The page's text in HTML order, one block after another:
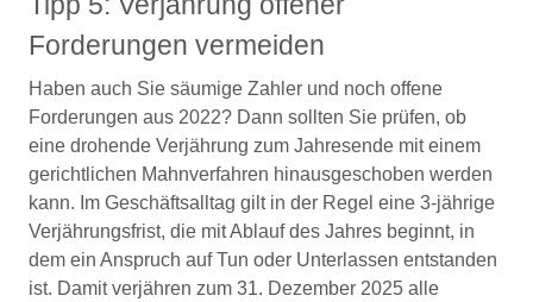
Forderungen vermeiden
Haben auch Sie säumige Zahler und noch offene
Forderungen aus 2022? Dann sollten Sie prüfen, ob
eine drohende Verjährung zum Jahresende mit einem
gerichtlichen Mahnverfahren hinausgeschoben werden
kann. Im Geschäftsalltag gilt in der Regel eine 3-jährige
Verjährungsfrist, die mit Ablauf des Jahres beginnt, in
dem ein Anspruch auf Tun oder Unterlassen entstanden
ist. Damit verjähren zum 31. Dezember 2025 alle